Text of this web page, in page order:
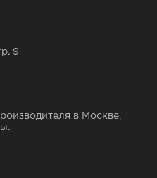
9
в Москве,